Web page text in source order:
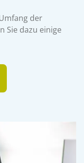
der
Sie dazu einige